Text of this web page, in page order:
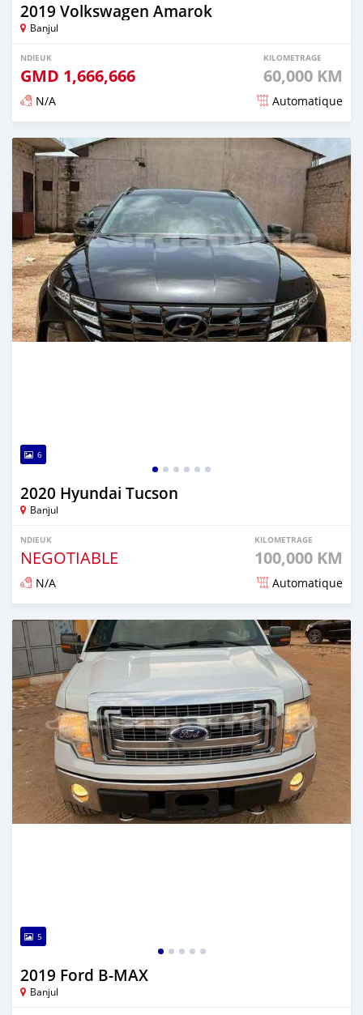
2019 Volkswagen Amarok
Banjul
NDIEUK
GMD 1,666,666
KILOMETRAGE
60,000 KM
N/A Automatique
Dougal na niou ko depuis over 1 years
6
2020 Hyundai Tucson
Banjul
NDIEUK
NEGOTIABLE
KILOMETRAGE
100,000 KM
N/A Automatique
Dougal na niou ko depuis over 1 years
5
2019 Ford B-MAX
Banjul